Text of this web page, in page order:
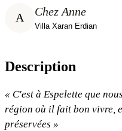
A Chez Anne
Villa Xaran Erdian
Description
« C'est à Espelette que
région où il fait bon vivre,
préservées »